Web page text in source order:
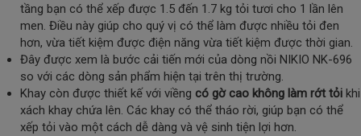
tầng bạn có thể xếp được 1.5 đến 1.7 kg tỏi tươi cho 1 lần lên
men. Điều này giúp cho quý vị có thể làm được nhiều tỏi đen
hơn, vừa tiết kiệm được điện năng vừa tiết kiệm được thời gian.
Đây được xem là bước cải tiến mới của dòng nồi NIKIO NK-696
so với các dòng sản phẩm hiện tại trên thị trường.
Khay còn được thiết kế với viềng có gờ cao không làm rớt tỏi khi
xách khay chứa lên. Các khay có thể tháo rời, giúp bạn có thể
xếp tỏi vào một cách dễ dàng và vệ sinh tiện lợi hơn.